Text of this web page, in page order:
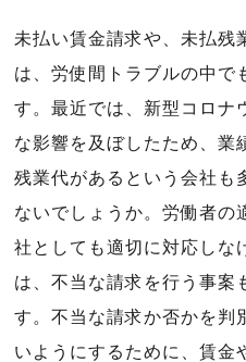
未払い賃金請求や、未払残
は、労使間トラブルの中で
す。最近では、新型コロナ
な影響を及ぼしたため、業
残業代があるという会社も
ないでしょうか。労働者の
社としても適切に対応しな
は、不当な請求を行う事案
す。不当な請求か否かを判
いようにするために、賃金